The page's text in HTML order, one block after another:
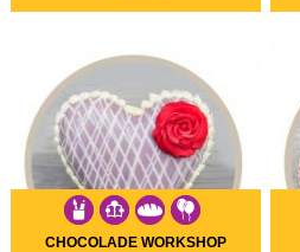
CHOCOLADE WORKSHOP